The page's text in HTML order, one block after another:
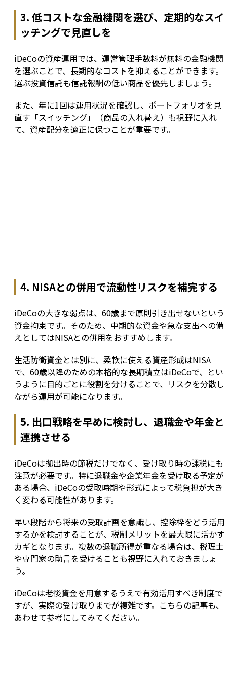
3. 低コストな金融機関を選び、定期的なスイ
ッチングで見直しを
iDeCoの資産運用では、運営管理手数料が無料の金融機関
を選ぶことで、長期的なコストを抑えることができます。
選ぶ投資信託も信託報酬の低い商品を優先しましょう。
また、年に1回は運用状況を確認し、ポートフォリオを見
直す「スイッチング」（商品の入れ替え）も視野に入れ
て、資産配分を適正に保つことが重要です。
4. NISAとの併用で流動性リスクを補完する
iDeCoの大きな弱点は、60歳まで原則引き出せないという
資金拘束です。そのため、中期的な資金や急な支出への備
えとしてはNISAとの併用をおすすめします。
生活防衛資金とは別に、柔軟に使える資産形成はNISA
で、60歳以降のための本格的な長期積立はiDeCoで、とい
うように目的ごとに役割を分けることで、リスクを分散し
ながら運用が可能になります。
5. 出口戦略を早めに検討し、退職金や年金と
連携させる
iDeCoは拠出時の節税だけでなく、受け取り時の課税にも
注意が必要です。特に退職金や企業年金を受け取る予定が
ある場合、iDeCoの受取時期や形式によって税負担が大き
く変わる可能性があります。
早い段階から将来の受取計画を意識し、控除枠をどう活用
するかを検討することが、税制メリットを最大限に活かす
カギとなります。複数の退職所得が重なる場合は、税理士
や専門家の助言を受けることも視野に入れておきましょ
う。
iDeCoは老後資金を用意するうえで有効活用すべき制度で
すが、実際の受け取りまでが複雑です。こちらの記事も、
あわせて参考にしてみてください。